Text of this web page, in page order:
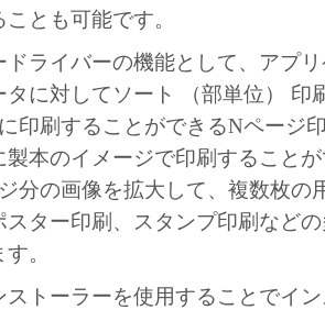
とも可能です。
ドライバーの機能として、アプ
タに対してソート （部単位） 印
印刷することができるNページ
製本のイメージで印刷すること
分の画像を拡大して、複数枚の
スター印刷、スタンプ印刷など
。
ストーラーを使用することでイ